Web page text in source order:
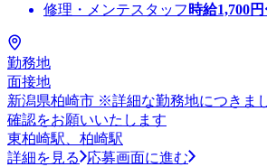
修理・メンテスタッフ 時給1,700
勤務地
面接地
新潟県柏崎市 ※詳細な勤務地につきま
確認をお願いいたします
東柏崎駅、柏崎駅
詳細を見る
応募画面に進む